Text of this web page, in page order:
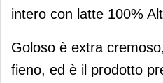
intero con latte 100%
Goloso è extra
fieno, ed è il prodotto